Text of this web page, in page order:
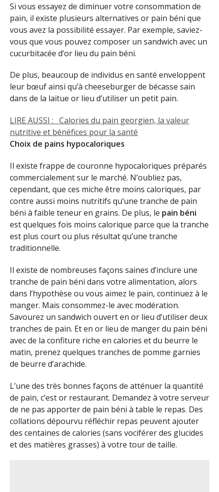
Si vous essayez de diminuer votre consommation de
pain, il existe plusieurs alternatives or pain béni que
vous avez la possibilité essayer. Par exemple, saviez-
vous que vous pouvez composer un sandwich avec un
cucurbitacée d’or lieu du pain béni.
De plus, beaucoup de individus en santé enveloppent
leur bœuf ainsi qu’à cheeseburger de bécasse sain
dans de la laitue or lieu d’utiliser un petit pain.
LIRE AUSSI : Calories du pain georgien, la valeur
nutritive et bénéfices pour la santé
Choix de pains hypocaloriques
Il existe frappe de couronne hypocaloriques préparés
commercialement sur le marché. N’oubliez pas,
cependant, que ces miche être moins caloriques, par
contre aussi moins nutritifs qu’une tranche de pain
béni à faible teneur en grains. De plus, le pain béni
est quelques fois moins calorique parce que la tranche
est plus court ou plus résultat qu’une tranche
traditionnelle.
Il existe de nombreuses façons saines d’inclure une
tranche de pain béni dans votre alimentation, alors
dans l’hypothèse ou vous aimez le pain, continuez à le
manger. Mais consommez-le avec modération.
Savourez un sandwich ouvert en or lieu d’utiliser deux
tranches de pain. Et en or lieu de manger du pain béni
avec de la confiture riche en calories et du beurre le
matin, prenez quelques tranches de pomme garnies
de beurre d’arachide.
L’une des très bonnes façons de atténuer la quantité
de pain, c’est or restaurant. Demandez à votre serveur
de ne pas apporter de pain béni à table le repas. Des
collations dépourvu réfléchir repas peuvent ajouter
des centaines de calories (sans vociférer des glucides
et des matières grasses) à votre tour de taille.